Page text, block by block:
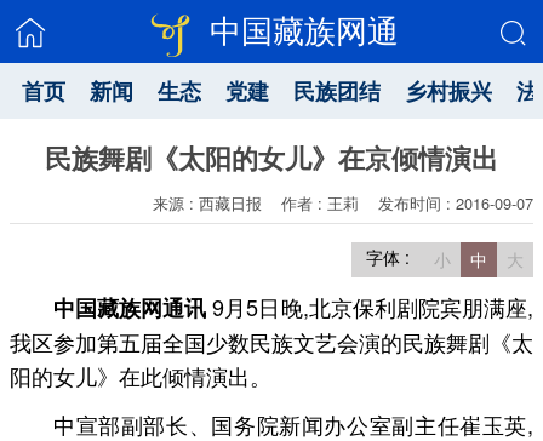
中国藏族网通
首页 新闻 生态 党建 民族团结 乡村振兴
民族舞剧《太阳的女儿》在京倾情演出
来源 : 西藏日报 作者 : 王莉 发布时间 : 2016-09-07
字体 : 小 中 大
中国藏族网通讯9月5日晚,北京保利剧院宾朋满座,
我区参加第五届全国少数民族文艺会演的民族舞剧《太
阳的女儿》在此倾情演出。
中宣部副部长、国务院新闻办公室副主任崔玉英,